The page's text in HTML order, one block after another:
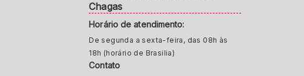
Chagas
Horário de atendimento:
De segunda a sexta-feira, das 08h às
18h (horário de Brasilia)
Contato